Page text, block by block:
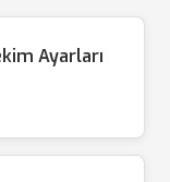
Ayarları